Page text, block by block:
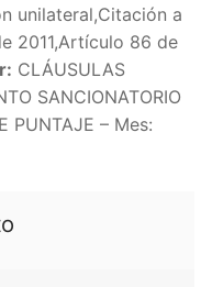
unilateral,Citación a
2011,Artículo 86 de
CLÁUSULAS
SANCIONATORIO
PUNTAJE – Mes: